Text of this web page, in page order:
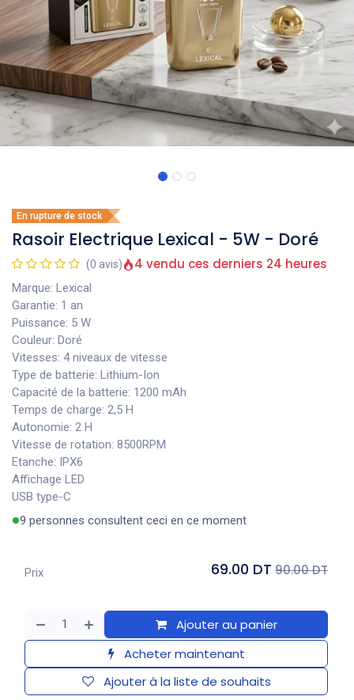
En rupture de stock
Rasoir Electrique Lexical - 5W - Doré
(0 avis) 4 vendu ces derniers 24 heures
Marque: Lexical
Garantie: 1 an
Puissance: 5 W
Couleur: Doré
Vitesses: 4 niveaux de vitesse
Type de batterie: Lithium-Ion
Capacité de la batterie: 1200 mAh
Temps de charge: 2,5 H
Autonomie: 2 H
Vitesse de rotation: 8500RPM
Etanche: IPX6
Affichage LED
USB type-C
9 personnes consultent ceci en ce moment
Ajouter au panier
Acheter maintenant
Ajouter à la liste de souhaits
Prix 69.00 DT 90.00 DT